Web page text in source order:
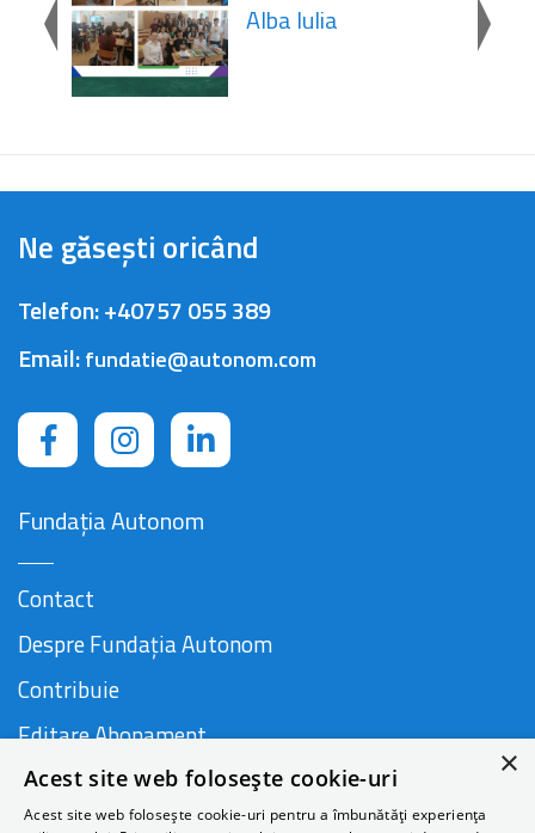
Alba Iulia
Ne găsești oricând
Telefon:+40757 055 389
Email:fundatie@autonom.com
Fundația Autonom
Contact
Despre Fundația Autonom
Contribuie
Editare Abonament
Cauză susținută de
×
Acest site web folosește cookie-uri
Acest site web folosește cookie-uri pentru a îmbunătăți experiența